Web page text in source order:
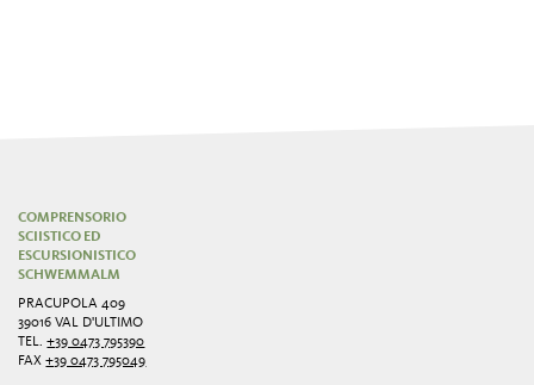
COMPRENSORIO
SCIISTICO ED
ESCURSIONISTICO
SCHWEMMALM
PRACUPOLA 409
39016 VAL D'ULTIMO
TEL.+39 0473 795390
FAX+39 0473 795049